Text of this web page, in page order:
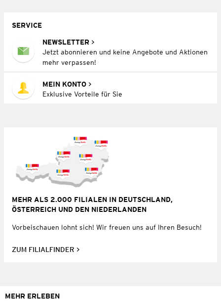
SERVICE
NEWSLETTER
Jetzt abonnieren und keine Angebote und Aktionen
mehr verpassen!
MEIN KONTO
Exklusive Vorteile für Sie
MEHR ALS 2.000 FILIALEN IN DEUTSCHLAND,
ÖSTERREICH UND DEN NIEDERLANDEN
Vorbeischauen lohnt sich! Wir freuen uns auf Ihren Besuch!
ZUM FILIALFINDER
MEHR ERLEBEN